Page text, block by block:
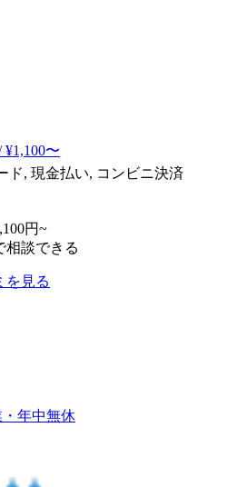
〜
ド, 現金払い, コンビニ決済
円~
相談できる
を見る
年中無休